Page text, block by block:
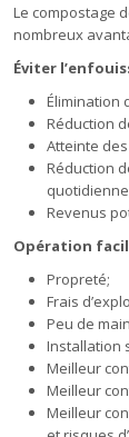
Le compostage
nombreux
Éviter
Élimination
Réduction
Atteinte
Réduction
Revenus
Opération
Propreté;
Frais
Peu de
Installation
Meilleur
Meilleur
Meilleur